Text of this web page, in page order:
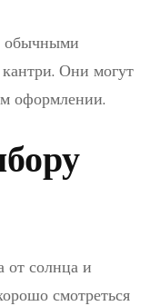
обычными
Они могут
оформлении.
от солнца и
смотреться